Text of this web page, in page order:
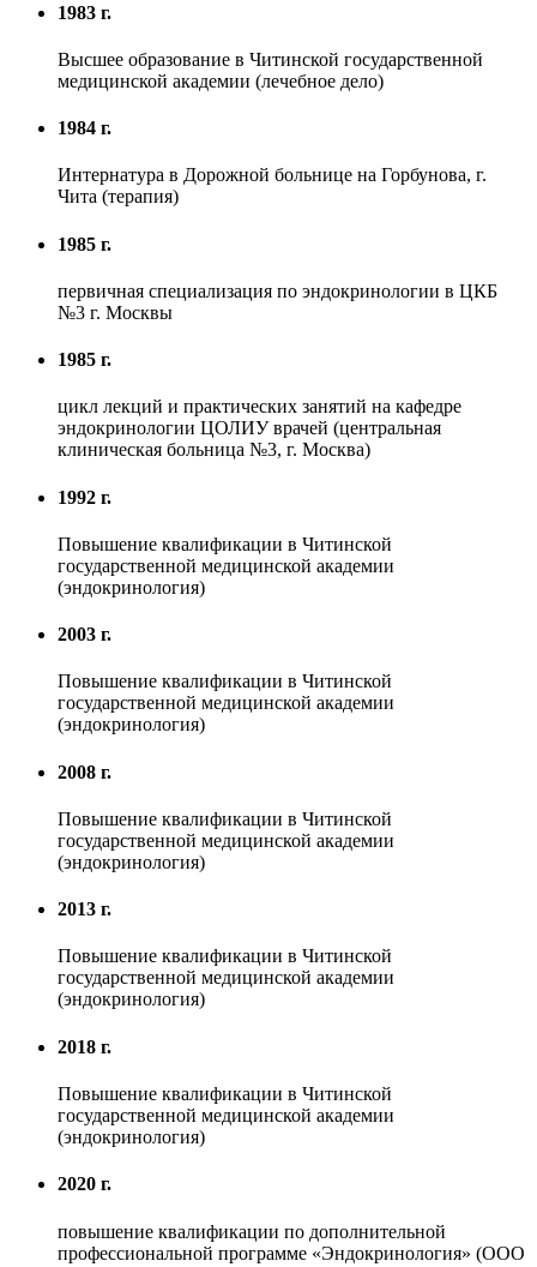
1983 г.
Высшее образование в Читинской государственной
медицинской академии (лечебное дело)
1984 г.
Интернатура в Дорожной больнице на Горбунова, г.
Чита (терапия)
1985 г.
первичная специализация по эндокринологии в ЦКБ
№3 г. Москвы
1985 г.
цикл лекций и практических занятий на кафедре
эндокринологии ЦОЛИУ врачей (центральная
клиническая больница №3, г. Москва)
1992 г.
Повышение квалификации в Читинской
государственной медицинской академии
(эндокринология)
2003 г.
Повышение квалификации в Читинской
государственной медицинской академии
(эндокринология)
2008 г.
Повышение квалификации в Читинской
государственной медицинской академии
(эндокринология)
2013 г.
Повышение квалификации в Читинской
государственной медицинской академии
(эндокринология)
2018 г.
Повышение квалификации в Читинской
государственной медицинской академии
(эндокринология)
2020 г.
повышение квалификации по дополнительной
профессиональной программе «Эндокринология» (ООО